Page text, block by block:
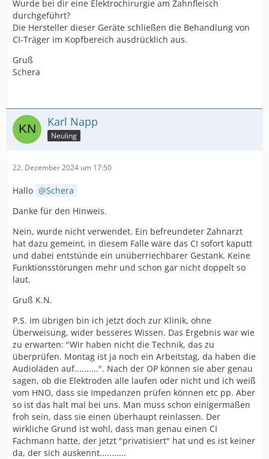
Wurde bei dir eine Elektrochirurgie am Zahnfleisch
durchgeführt?
Die Hersteller dieser Geräte schließen die Behandlung von
CI-Träger im Kopfbereich ausdrücklich aus.
Gruß
Schera
Karl Napp
Neuling
22. Dezember 2024 um 17:50
Hallo
Schera
Danke für den Hinweis.
Nein, wurde nicht verwendet. Ein befreundeter Zahnarzt
hat dazu gemeint, in diesem Falle wäre das CI sofort kaputt
und dabei entstünde ein unüberriechbarer Gestank. Keine
Funktionsstörungen mehr und schon gar nicht doppelt so
laut.
Gruß K.N.
P.S. Im übrigen bin ich jetzt doch zur Klinik, ohne
Überweisung, wider besseres Wissen. Das Ergebnis war wie
zu erwarten: "Wir haben nicht die Technik, das zu
überprüfen. Montag ist ja noch ein Arbeitstag, da haben die
Audioläden auf..........". Nach der OP können sie aber genau
sagen, ob die Elektroden alle laufen oder nicht und ich weiß
vom HNO, dass sie Impedanzen prüfen können etc pp. Aber
so ist das halt mal bei uns. Man muss schon einigermaßen
froh sein, dass sie einen überhaupt reinlassen. Der
wirkliche Grund ist wohl, dass man genau einen CI
Fachmann hatte, der jetzt "privatisiert" hat und es ist keiner
da, der sich auskennt...........